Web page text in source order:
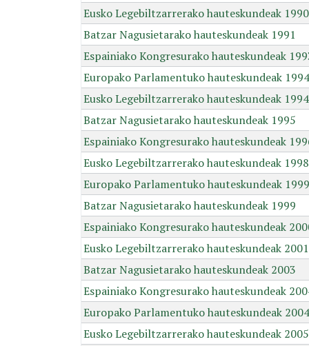
Eusko Legebiltzarrerako hauteskundeak 1990
Batzar Nagusietarako hauteskundeak 1991
Espainiako Kongresurako hauteskundeak
Europako Parlamentuko hauteskundeak 1994
Eusko Legebiltzarrerako hauteskundeak 1994
Batzar Nagusietarako hauteskundeak 1995
Espainiako Kongresurako hauteskundeak
Eusko Legebiltzarrerako hauteskundeak 1998
Europako Parlamentuko hauteskundeak 1999
Batzar Nagusietarako hauteskundeak 1999
Espainiako Kongresurako hauteskundeak
Eusko Legebiltzarrerako hauteskundeak 2001
Batzar Nagusietarako hauteskundeak 2003
Espainiako Kongresurako hauteskundeak
Europako Parlamentuko hauteskundeak 2004
Eusko Legebiltzarrerako hauteskundeak 2005